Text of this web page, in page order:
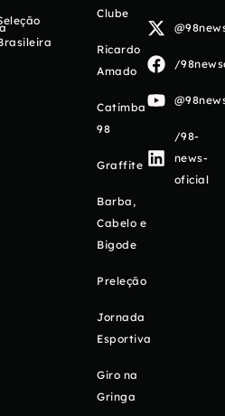
Clube
Ricardo
Amado
Catimba
98
Graffite
Barba,
Cabelo e
Bigode
Preleção
Jornada
Esportiva
Giro na
Gringa
/
/98-
news-
oficial